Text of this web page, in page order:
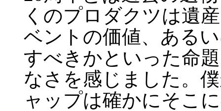
くのプロダクツは遺
ベントの価値、ある
すべきかといった命
なさを感じました。
ャップは確かにそこ